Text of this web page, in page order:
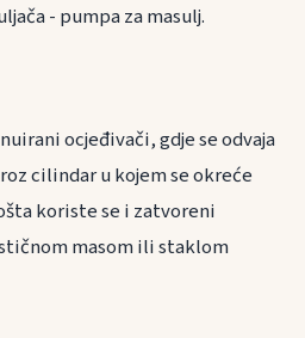
- pumpa za masulj.
ocjeđivači, gdje se odvaja
cilindar u kojem se okreće
koriste se i zatvoreni
masom ili staklom